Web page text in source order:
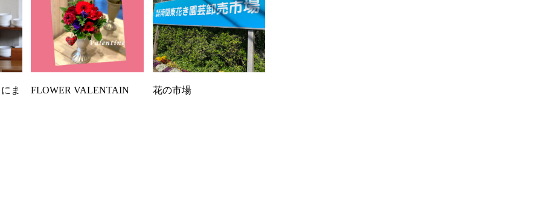
ま FLOWER VALENTAIN 花の市場